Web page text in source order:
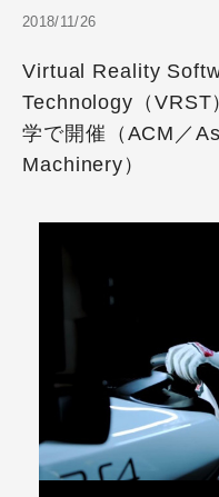
2018/11/26
Virtual Reality
Technology（VRST
学で開催（ACM／
Machinery）